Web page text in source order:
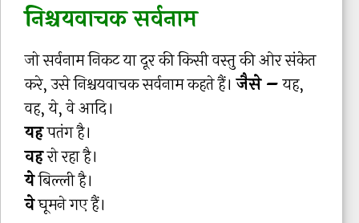
निश्चयवाचक सर्वनाम
जो सर्वनाम निकट या दूर की किसी वस्तु की ओर संकेत
करे, उसे निश्चयवाचक सर्वनाम कहते हैं।जैसे –यह,
वह, ये, वे आदि।
यहपतंग है।
वहरो रहा है।
येबिल्ली है।
वेघूमने गए हैं।